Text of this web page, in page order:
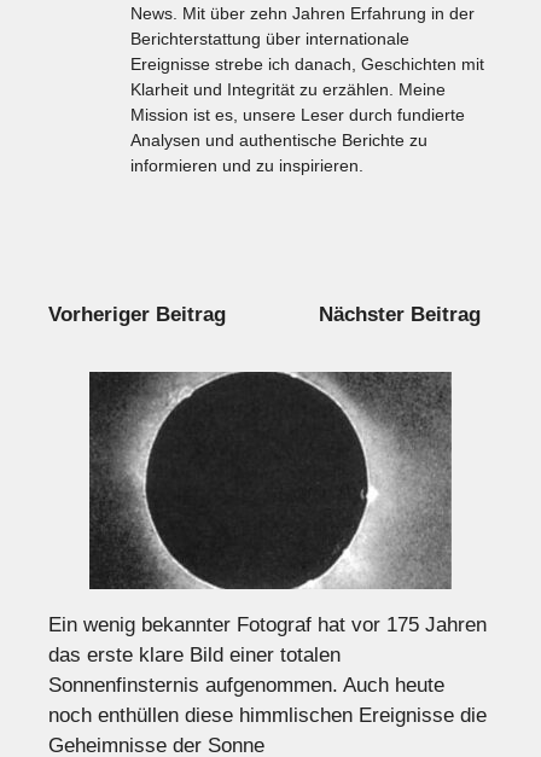
News. Mit über zehn Jahren Erfahrung in der
Berichterstattung über internationale
Ereignisse strebe ich danach, Geschichten mit
Klarheit und Integrität zu erzählen. Meine
Mission ist es, unsere Leser durch fundierte
Analysen und authentische Berichte zu
informieren und zu inspirieren.
Vorheriger Beitrag Nächster Beitrag
Ein wenig bekannter Fotograf hat vor 175 Jahren
das erste klare Bild einer totalen
Sonnenfinsternis aufgenommen. Auch heute
noch enthüllen diese himmlischen Ereignisse die
Geheimnisse der Sonne